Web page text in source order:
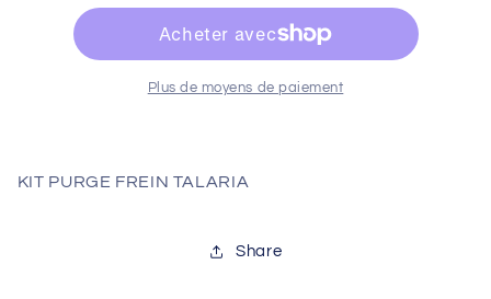
FREIN
TALARIA
FREIN
TALARIA
Plus de moyens de paiement
KIT PURGE FREIN TALARIA
Share